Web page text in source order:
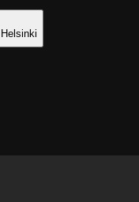
Helsinki